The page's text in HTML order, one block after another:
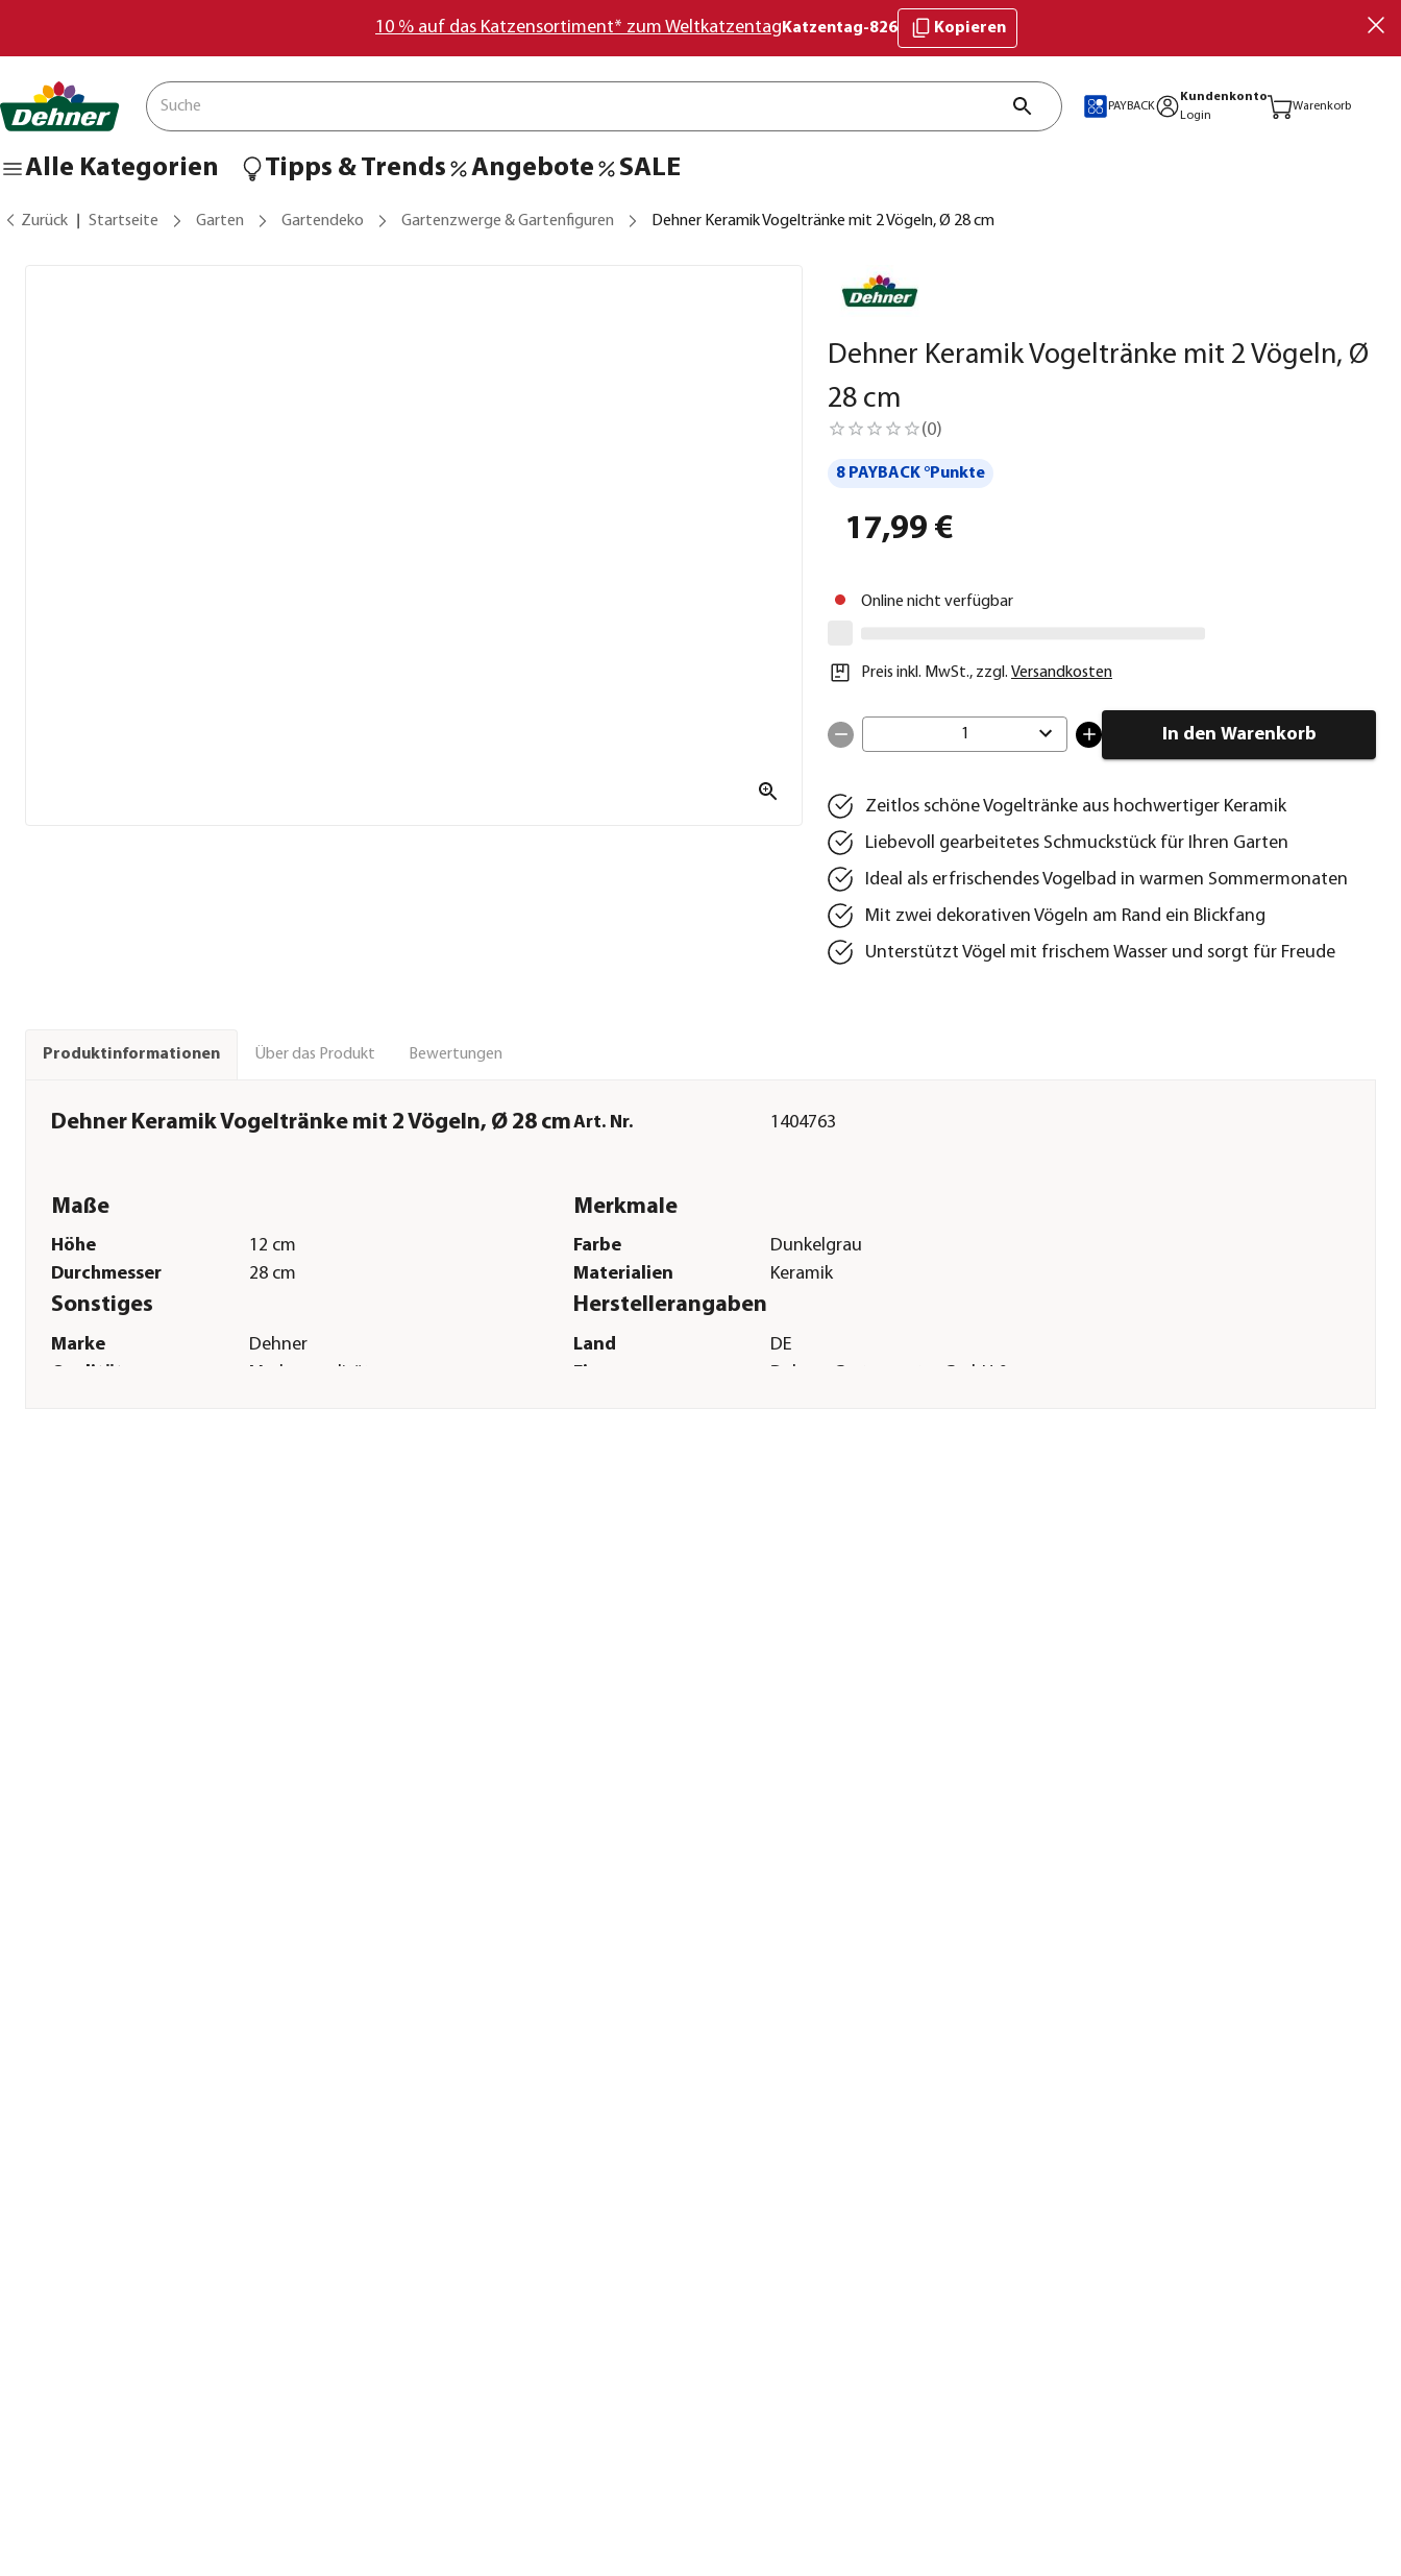
10 % auf das Katzensortiment* zum Weltkatzentag Katzentag-826 Kopieren
PAYBACK
Kundenkonto
Login
Warenkorb
Alle Kategorien Tipps & Trends Angebote SALE
Zurück Startseite Garten Gartendeko Gartenzwerge & Gartenfiguren Dehner Keramik Vogeltränke mit 2 Vögeln, Ø 28 cm
Dehner Keramik Vogeltränke mit 2 Vögeln, Ø
28 cm
(0)
8 PAYBACK °Punkte
17,99 €
Online nicht verfügbar
Preis inkl. MwSt., zzgl. Versandkosten
1 In den Warenkorb
Zeitlos schöne Vogeltränke aus hochwertiger Keramik
Liebevoll gearbeitetes Schmuckstück für Ihren Garten
Ideal als erfrischendes Vogelbad in warmen Sommermonaten
Mit zwei dekorativen Vögeln am Rand ein Blickfang
Unterstützt Vögel mit frischem Wasser und sorgt für Freude
Produktinformationen Über das Produkt Bewertungen
Dehner Keramik Vogeltränke mit 2 Vögeln, Ø 28 cmArt. Nr. 1404763
Maße
Höhe
12 cm
Durchmesser
28 cm
Merkmale
Farbe
Dunkelgrau
Materialien
Keramik
Sonstiges
Marke
Dehner
Qualität
Markenqualität
Herstellerangaben
Land
DE
Firma
Dehner Gartencenter GmbH &